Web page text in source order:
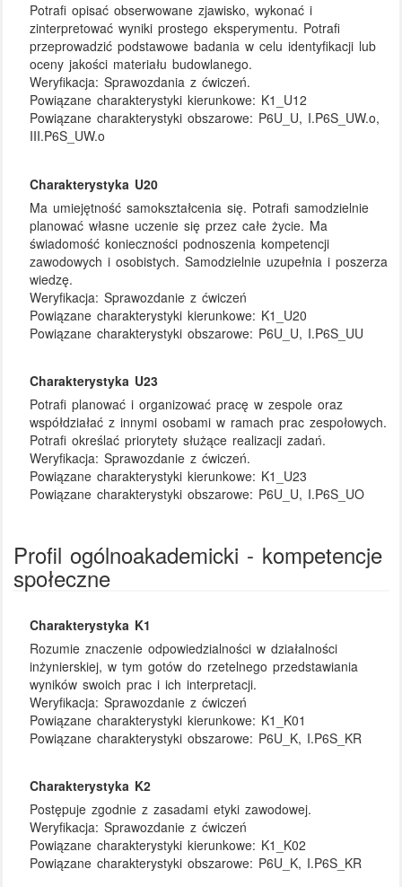
Potrafi opisać obserwowane zjawisko, wykonać i
zinterpretować wyniki prostego eksperymentu. Potrafi
przeprowadzić podstawowe badania w celu identyfikacji lub
oceny jakości materiału budowlanego.
Weryfikacja:Sprawozdania z ćwiczeń.
Powiązane charakterystyki kierunkowe: K1_U12
Powiązane charakterystyki obszarowe: P6U_U, I.P6S_UW.o,
III.P6S_UW.o
Charakterystyka U20
Ma umiejętność samokształcenia się. Potrafi samodzielnie
planować własne uczenie się przez całe życie. Ma
świadomość konieczności podnoszenia kompetencji
zawodowych i osobistych. Samodzielnie uzupełnia i poszerza
wiedzę.
Weryfikacja:Sprawozdanie z ćwiczeń
Powiązane charakterystyki kierunkowe: K1_U20
Powiązane charakterystyki obszarowe: P6U_U, I.P6S_UU
Charakterystyka U23
Potrafi planować i organizować pracę w zespole oraz
współdziałać z innymi osobami w ramach prac zespołowych.
Potrafi określać priorytety służące realizacji zadań.
Weryfikacja:Sprawozdanie z ćwiczeń.
Powiązane charakterystyki kierunkowe: K1_U23
Powiązane charakterystyki obszarowe: P6U_U, I.P6S_UO
Profil ogólnoakademicki - kompetencje
społeczne
Charakterystyka K1
Rozumie znaczenie odpowiedzialności w działalności
inżynierskiej, w tym gotów do rzetelnego przedstawiania
wyników swoich prac i ich interpretacji.
Weryfikacja:Sprawozdanie z ćwiczeń
Powiązane charakterystyki kierunkowe: K1_K01
Powiązane charakterystyki obszarowe: P6U_K, I.P6S_KR
Charakterystyka K2
Postępuje zgodnie z zasadami etyki zawodowej.
Weryfikacja:Sprawozdanie z ćwiczeń
Powiązane charakterystyki kierunkowe: K1_K02
Powiązane charakterystyki obszarowe: P6U_K, I.P6S_KR